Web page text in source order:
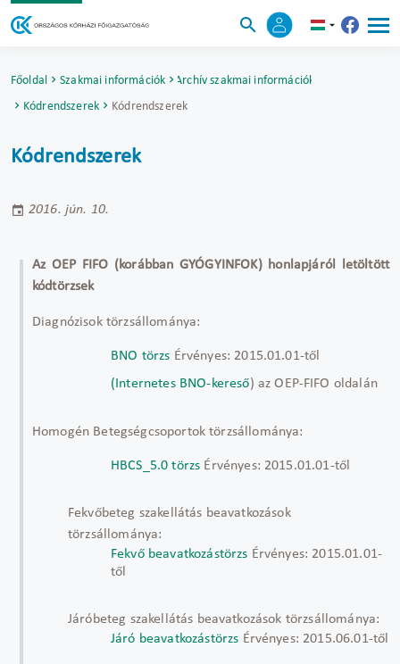
Főoldal Szakmai információk
Archív szakmai információk
Kódrendszerek
Kódrendszerek
Kódrendszerek
2016. jún. 10.
Az OEP FIFO (korábban GYÓGYINFOK) honlapjáról letöltött
kódtörzsek
Diagnózisok törzsállománya:
BNO törzs Érvényes: 2015.01.01-től
(Internetes BNO-kereső) az OEP-FIFO oldalán
Homogén Betegségcsoportok törzsállománya:
HBCS_5.0 törzs Érvényes: 2015.01.01-től
Fekvőbeteg szakellátás beavatkozások
törzsállománya:
Fekvő beavatkozástörzs Érvényes: 2015.01.01-
től
Járóbeteg szakellátás beavatkozások törzsállománya:
Járó beavatkozástörzs Érvényes: 2015.06.01-től